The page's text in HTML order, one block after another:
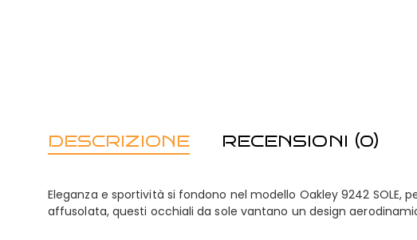
DESCRIZIONE RECENSIONI (0)
Eleganza e sportività si fondono nel modello Oakley 9242
affusolata, questi occhiali da sole vantano un design